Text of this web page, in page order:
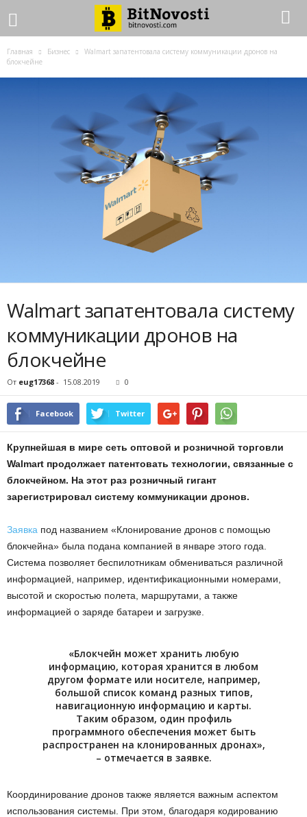
Главная Бизнес
Walmart запатентовала систему коммуникации дронов на
блокчейне
Walmart запатентовала систему
коммуникации дронов на
блокчейне
От eug17368 - 15.08.2019 0
Facebook Twitter
Крупнейшая в мире сеть оптовой и розничной торговли
Walmart продолжает патентовать технологии, связанные с
блокчейном. На этот раз розничный гигант
зарегистрировал систему коммуникации дронов.
Заявка под названием «Клонирование дронов с помощью
блокчейна» была подана компанией в январе этого года.
Система позволяет беспилотникам обмениваться различной
информацией, например, идентификационными номерами,
высотой и скоростью полета, маршрутами, а также
информацией о заряде батареи и загрузке.
«Блокчейн может хранить любую
информацию, которая хранится в любом
другом формате или носителе, например,
большой список команд разных типов,
навигационную информацию и карты.
Таким образом, один профиль
программного обеспечения может быть
распространен на клонированных дронах»,
– отмечается в заявке.
Координирование дронов также является важным аспектом
использования системы. При этом, благодаря кодированию